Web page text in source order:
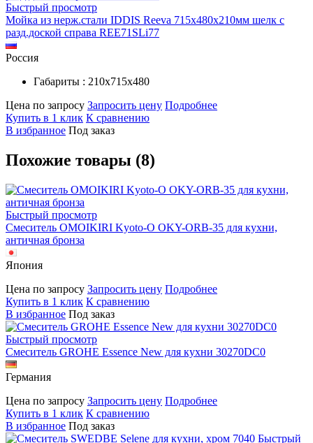
Быстрый просмотр
Мойка из нерж.стали IDDIS Reeva 715х480х210мм шелк c
разд.доской справа REE71SLi77
Россия
Габариты : 210х715х480
Цена по запросу Запросить цену Подробнее
Купить в 1 клик К сравнению
В избранное Под заказ
Похожие товары (8)
Быстрый просмотр
Смеситель OMOIKIRI Kyoto-O OKY-ORB-35 для кухни,
античная бронза
Япония
Цена по запросу Запросить цену Подробнее
Купить в 1 клик К сравнению
В избранное Под заказ
Быстрый просмотр
Смеситель GROHE Essence New для кухни 30270DC0
Германия
Цена по запросу Запросить цену Подробнее
Купить в 1 клик К сравнению
В избранное Под заказ
Быстрый